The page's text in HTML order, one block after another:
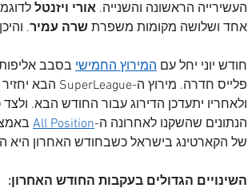
העשירייה הראשונה והשנייה. אורי ויזנטל לדוגמה
אחד ושלושה מקומות משפרת שרה עמיר.
חודש יוני יחל עם המירוץ החמישי
ולאחריו יתעדכן הדירוג עבור החודש הבא.
הנתונים שהשקנו לאחרונה ה-All Position
של הקארטינג בישראל כשבחודש האחרון היא
השינויים הגדולים בעקבות החודש האחרון: